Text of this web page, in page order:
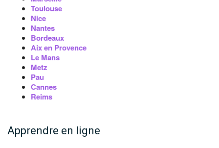
Toulouse
Nice
Nantes
Bordeaux
Aix en Provence
Le Mans
Metz
Pau
Cannes
Reims
Apprendre en ligne